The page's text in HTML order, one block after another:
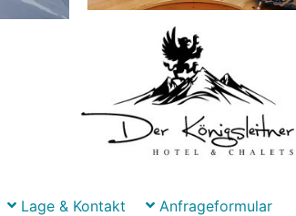
Lage & Kontakt Anfrageformular